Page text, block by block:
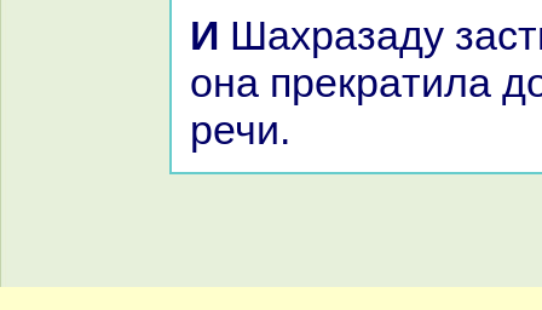
И Шахpaзаду застигло утро, и
онa прекpaтила
речи.